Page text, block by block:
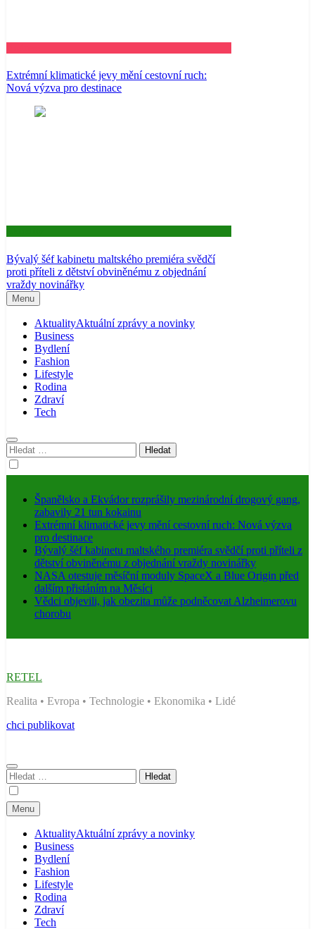
Extrémní klimatické jevy mění cestovní ruch:
Nová výzva pro destinace
Bývalý šéf kabinetu maltského premiéra svědčí
proti příteli z dětství obviněnému z objednání
vraždy novinářky
Menu
AktualityAktuální zprávy a novinky
Business
Bydlení
Fashion
Lifestyle
Rodina
Zdraví
Tech
Vyhledávání
Španělsko a Ekvádor rozprášily mezinárodní drogový gang,
zabavily 21 tun kokainu
Extrémní klimatické jevy mění cestovní ruch: Nová výzva
pro destinace
Bývalý šéf kabinetu maltského premiéra svědčí proti příteli z
dětství obviněnému z objednání vraždy novinářky
NASA otestuje měsíční moduly SpaceX a Blue Origin před
dalším přistáním na Měsíci
Vědci objevili, jak obezita může podněcovat Alzheimerovu
chorobu
RETEL
Realita • Evropa • Technologie • Ekonomika • Lidé
chci publikovat
Vyhledávání
Menu
AktualityAktuální zprávy a novinky
Business
Bydlení
Fashion
Lifestyle
Rodina
Zdraví
Tech